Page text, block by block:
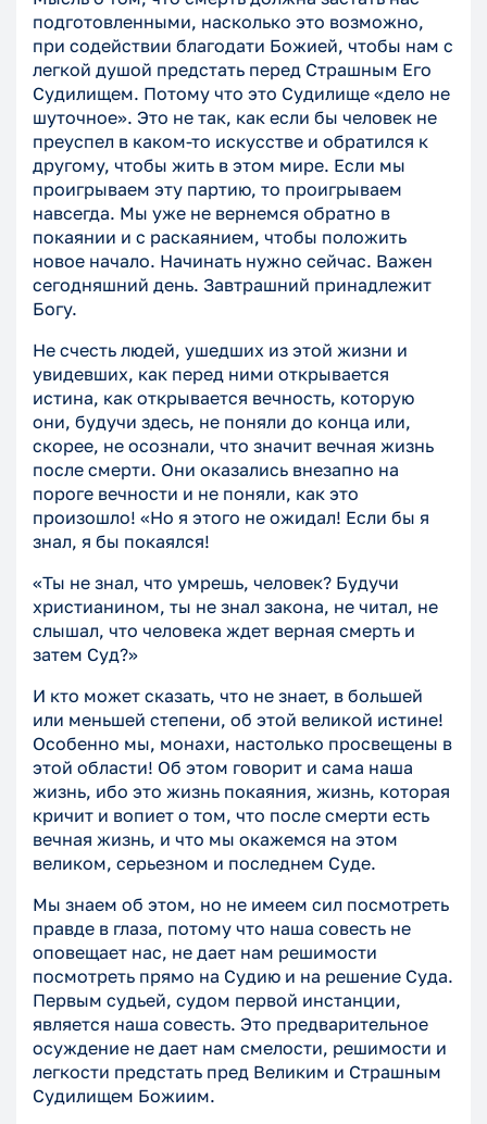
подготовленными, насколько это возможно,
при содействии благодати Божией, чтобы нам с
легкой душой предстать перед Страшным Его
Судилищем. Потому что это Судилище «дело не
шуточное». Это не так, как если бы человек не
преуспел в каком-то искусстве и обратился к
другому, чтобы жить в этом мире. Если мы
проигрываем эту партию, то проигрываем
навсегда. Мы уже не вернемся обратно в
покаянии и с раскаянием, чтобы положить
новое начало. Начинать нужно сейчас. Важен
сегодняшний день. Завтрашний принадлежит
Богу.
Не счесть людей, ушедших из этой жизни и
увидевших, как перед ними открывается
истина, как открывается вечность, которую
они, будучи здесь, не поняли до конца или,
скорее, не осознали, что значит вечная жизнь
после смерти. Они оказались внезапно на
пороге вечности и не поняли, как это
произошло! «Но я этого не ожидал! Если бы я
знал, я бы покаялся!
«Ты не знал, что умрешь, человек? Будучи
христианином, ты не знал закона, не читал, не
слышал, что человека ждет верная смерть и
затем Суд?»
И кто может сказать, что не знает, в большей
или меньшей степени, об этой великой истине!
Особенно мы, монахи, настолько просвещены в
этой области! Об этом говорит и сама наша
жизнь, ибо это жизнь покаяния, жизнь, которая
кричит и вопиет о том, что после смерти есть
вечная жизнь, и что мы окажемся на этом
великом, серьезном и последнем Суде.
Мы знаем об этом, но не имеем сил посмотреть
правде в глаза, потому что наша совесть не
оповещает нас, не дает нам решимости
посмотреть прямо на Судию и на решение Суда.
Первым судьей, судом первой инстанции,
является наша совесть. Это предварительное
осуждение не дает нам смелости, решимости и
легкости предстать пред Великим и Страшным
Судилищем Божиим.